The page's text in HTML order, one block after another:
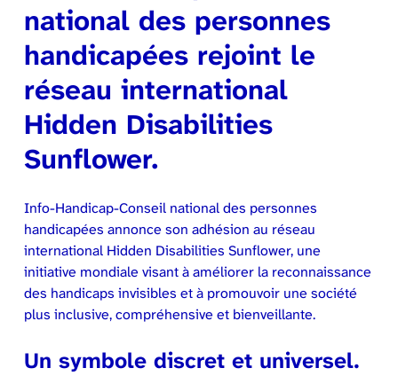
national des personnes
handicapées rejoint le
réseau international
Hidden Disabilities
Sunflower.
Info-Handicap-Conseil national des personnes
handicapées annonce son adhésion au réseau
international Hidden Disabilities Sunflower, une
initiative mondiale visant à améliorer la reconnaissance
des handicaps invisibles et à promouvoir une société
plus inclusive, compréhensive et bienveillante.
Un symbole discret et universel.